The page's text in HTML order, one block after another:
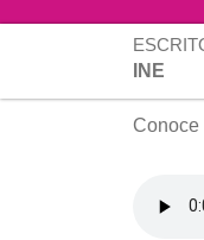
INE
Conoce